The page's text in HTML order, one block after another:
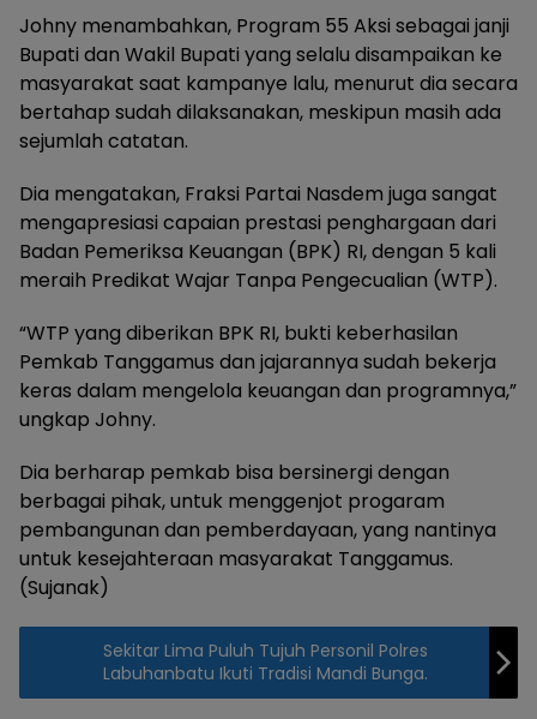
Johny menambahkan, Program 55 Aksi sebagai janji
Bupati dan Wakil Bupati yang selalu disampaikan ke
masyarakat saat kampanye lalu, menurut dia secara
bertahap sudah dilaksanakan, meskipun masih ada
sejumlah catatan.
Dia mengatakan, Fraksi Partai Nasdem juga sangat
mengapresiasi capaian prestasi penghargaan dari
Badan Pemeriksa Keuangan (BPK) RI, dengan 5 kali
meraih Predikat Wajar Tanpa Pengecualian (WTP).
“WTP yang diberikan BPK RI, bukti keberhasilan
Pemkab Tanggamus dan jajarannya sudah bekerja
keras dalam mengelola keuangan dan programnya,”
ungkap Johny.
Dia berharap pemkab bisa bersinergi dengan
berbagai pihak, untuk menggenjot progaram
pembangunan dan pemberdayaan, yang nantinya
untuk kesejahteraan masyarakat Tanggamus.
(Sujanak)
Sekitar Lima Puluh Tujuh Personil Polres
Labuhanbatu Ikuti Tradisi Mandi Bunga.